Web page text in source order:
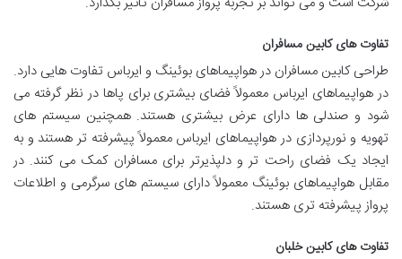
تفاوت های کابین مسافران
طراحی کابین مسافران در هواپیماهای بوئینگ و ایرباس تفاوت هایی دارد.
در هواپیماهای ایرباس معمولاً فضای بیشتری برای پاها در نظر گرفته می
شود و صندلی ها دارای عرض بیشتری هستند. همچنین سیستم های
تهویه و نورپردازی در هواپیماهای ایرباس معمولاً پیشرفته تر هستند و به
ایجاد یک فضای راحت تر و دلپذیرتر برای مسافران کمک می کنند. در
مقابل هواپیماهای بوئینگ معمولاً دارای سیستم های سرگرمی و اطلاعات
پرواز پیشرفته تری هستند.
تفاوت های کابین خلبان